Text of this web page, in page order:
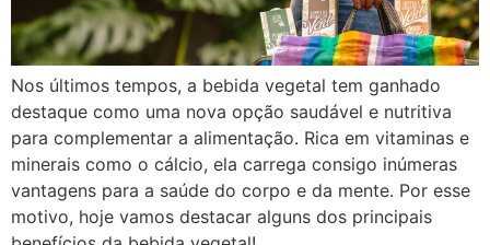
Nos últimos tempos, a bebida vegetal tem ganhado
destaque como uma nova opção saudável e nutritiva
para complementar a alimentação. Rica em vitaminas e
minerais como o cálcio, ela carrega consigo inúmeras
vantagens para a saúde do corpo e da mente. Por esse
motivo, hoje vamos destacar alguns dos principais